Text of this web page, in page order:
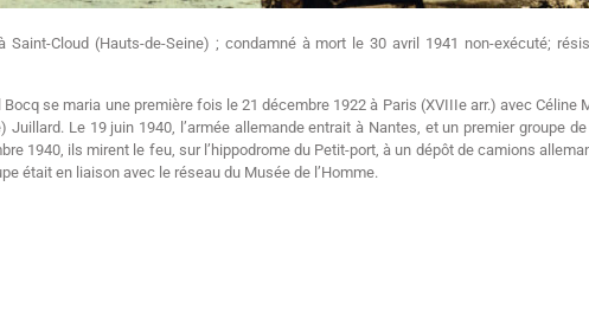
Cloud (Hauts-de-Seine) ; condamné à mort le 30 avril 1941 non-exécuté;
se maria une première fois le 21 décembre 1922 à Paris (XVIIIe arr.) avec Céline
Le 19 juin 1940, l’armée allemande entrait à Nantes, et un premier groupe
1940, ils mirent le feu, sur l’hippodrome du Petit-port, à un dépôt de camions
était en liaison avec le réseau du Musée de l’Homme.